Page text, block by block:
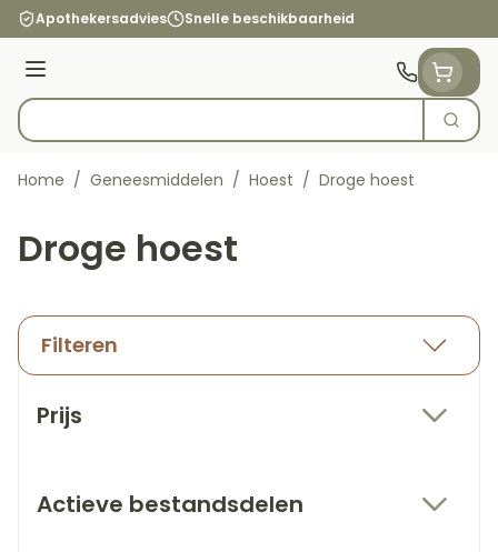
Ga naar de inhoud
Apothekersadvies Snelle beschikbaarheid
Menu
Product, merk, categorie...
Zoek
Home / Geneesmiddelen / Hoest / Droge hoest
Droge hoest
Filteren
Prijs
Actieve bestandsdelen